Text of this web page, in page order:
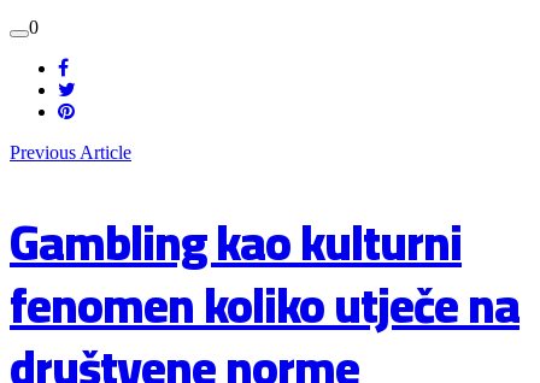
0
Previous Article
Gambling kao kulturni
fenomen koliko utječe na